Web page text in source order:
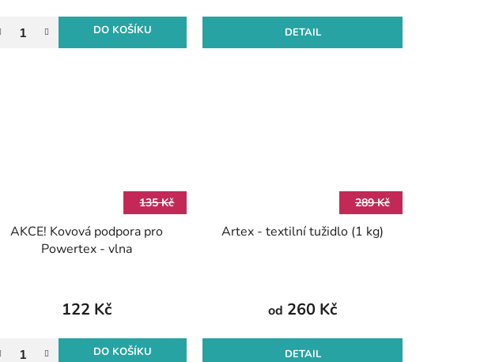
DO KOŠÍKU DETAIL
135 Kč
AKCE! Kovová podpora pro
Powertex - vlna
122 Kč
DO KOŠÍKU
289 Kč
Artex - textilní tužidlo (1 kg)
od 260 Kč
DETAIL